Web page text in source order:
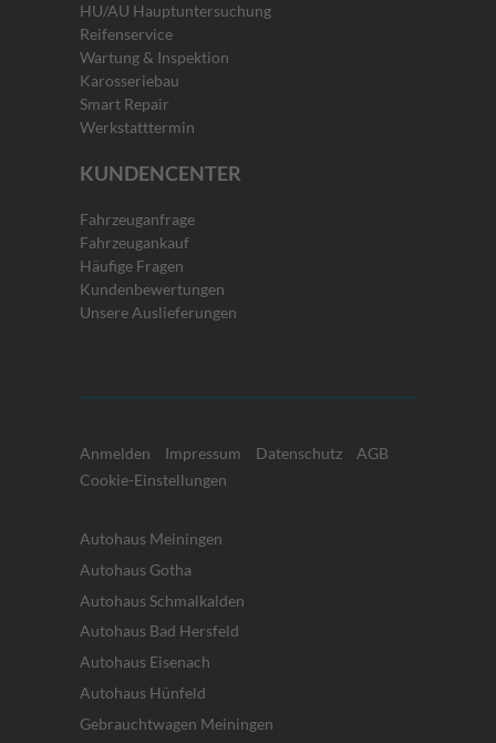
HU/AU Hauptuntersuchung
Reifenservice
Wartung & Inspektion
Karosseriebau
Smart Repair
Werkstatttermin
KUNDENCENTER
Fahrzeuganfrage
Fahrzeugankauf
Häufige Fragen
Kundenbewertungen
Unsere Auslieferungen
Anmelden Impressum Datenschutz
AGB
Cookie-Einstellungen
Autohaus Meiningen
Autohaus Gotha
Autohaus Schmalkalden
Autohaus Bad Hersfeld
Autohaus Eisenach
Autohaus Hünfeld
Gebrauchtwagen Meiningen